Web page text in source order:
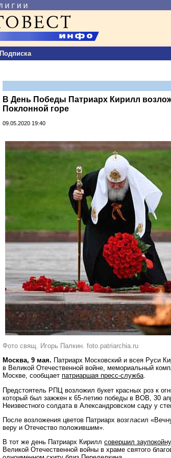
Подписка
В День Победы Патриарх Кирилл
Поклонной горе
09.05.2020 19:40
Фото свящ. Игорь Палкин. foto.patriarchia.ru
Москва, 9 мая. Патриарх Московский и всея Руси
в Великой Отечественной войне, мемориальный
Москве, сообщает патриаршая пресс-служба.
Предстоятель РПЦ возложил букет красных роз к
который был зажжен к 65-летию победы в ВОВ, 30
Неизвестного солдата в Александровском саду у
После возложения цветов Патриарх возгласил
веру и Отечество положившим».
В тот же день Патриарх Кирилл совершил
Великой Отечественной войны в храме святого